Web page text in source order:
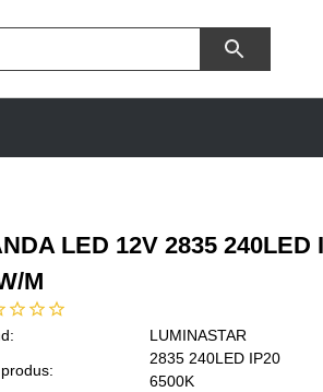
LED 12V 2835 240LED
M
LUMINASTAR
2835 240LED IP20
6500K